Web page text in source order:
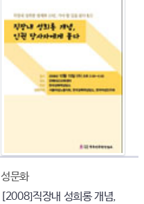
성문화
[2008]직장내 성희롱 개념,